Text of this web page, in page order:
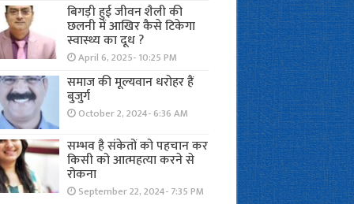
बिगड़ी हुई जीवन शैली की
छलनी में आखिर कैसे टिकेगा
स्वास्थ्य का दूध ?
April 6, 2025- 10:25 PM
समाज की मूल्यवान धरोहर हैं
बुजुर्ग
October 2, 2024- 6:36 AM
सम्भव है संकेतों को पहचान कर
किसी को आत्महत्या करने से
रोकना
September 22, 2024- 7:35 PM